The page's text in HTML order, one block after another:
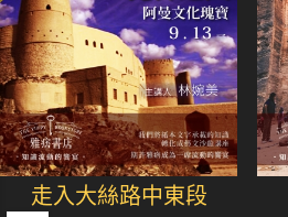
走入大絲路中東段